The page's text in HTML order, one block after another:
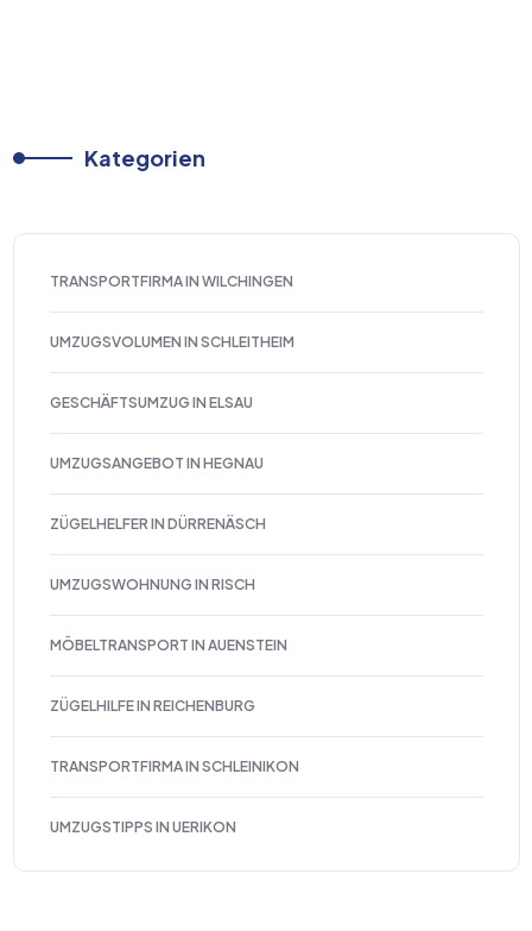
Kategorien
TRANSPORTFIRMA IN WILCHINGEN
UMZUGSVOLUMEN IN SCHLEITHEIM
GESCHÄFTSUMZUG IN ELSAU
UMZUGSANGEBOT IN HEGNAU
ZÜGELHELFER IN DÜRRENÄSCH
UMZUGSWOHNUNG IN RISCH
MÖBELTRANSPORT IN AUENSTEIN
ZÜGELHILFE IN REICHENBURG
TRANSPORTFIRMA IN SCHLEINIKON
UMZUGSTIPPS IN UERIKON